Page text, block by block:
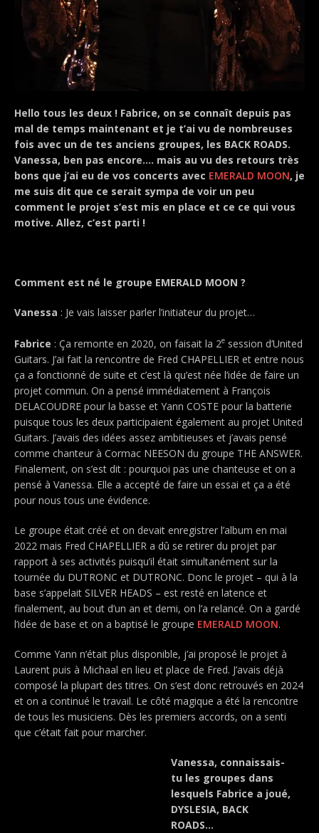
Hello tous les deux ! Fabrice, on se connaît depuis pas
mal de temps maintenant et je t’ai vu de nombreuses
fois avec un de tes anciens groupes, les BACK ROADS.
Vanessa, ben pas encore…. mais au vu des retours très
bons que j’ai eu de vos concerts avec EMERALD MOON, je
me suis dit que ce serait sympa de voir un peu
comment le projet s’est mis en place et ce ce qui vous
motive. Allez, c’est parti !
Comment est né le groupe EMERALD MOON ?
Vanessa : Je vais laisser parler l’initiateur du projet…
Fabrice : Ça remonte en 2020, on faisait la 2e session d’United
Guitars. J’ai fait la rencontre de Fred CHAPELLIER et entre nous
ça a fonctionné de suite et c’est là qu’est née l’idée de faire un
projet commun. On a pensé immédiatement à François
DELACOUDRE pour la basse et Yann COSTE pour la batterie
puisque tous les deux participaient également au projet United
Guitars. J’avais des idées assez ambitieuses et j’avais pensé
comme chanteur à Cormac NEESON du groupe THE ANSWER.
Finalement, on s’est dit : pourquoi pas une chanteuse et on a
pensé à Vanessa. Elle a accepté de faire un essai et ça a été
pour nous tous une évidence.
Le groupe était créé et on devait enregistrer l’album en mai
2022 mais Fred CHAPELLIER a dû se retirer du projet par
rapport à ses activités puisqu’il était simultanément sur la
tournée du DUTRONC et DUTRONC. Donc le projet – qui à la
base s’appelait SILVER HEADS – est resté en latence et
finalement, au bout d’un an et demi, on l’a relancé. On a gardé
l’idée de base et on a baptisé le groupe EMERALD MOON.
Comme Yann n’était plus disponible, j’ai proposé le projet à
Laurent puis à Michaal en lieu et place de Fred. J’avais déjà
composé la plupart des titres. On s‘est donc retrouvés en 2024
et on a continué le travail. Le côté magique a été la rencontre
de tous les musiciens. Dès les premiers accords, on a senti
que c’était fait pour marcher.
Vanessa, connaissais-
tu les groupes dans
lesquels Fabrice a joué,
DYSLESIA, BACK
ROADS…